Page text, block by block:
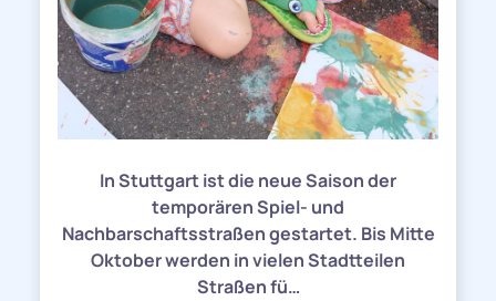
In Stuttgart ist die neue Saison der
temporären Spiel- und
Nachbarschaftsstraßen gestartet. Bis Mitte
Oktober werden in vielen Stadtteilen
Straßen fü…